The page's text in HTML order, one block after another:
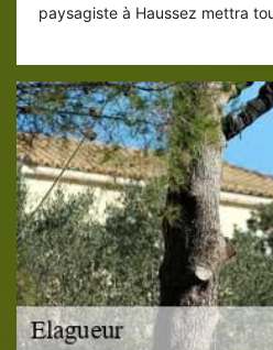
paysagiste à Haussez mettra